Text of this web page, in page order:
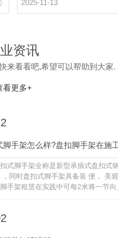
2025-11-13
资讯
来看看吧,希望可以帮助到大家.
看更多+
脚手架怎么样?盘扣脚手架在施
式脚手架全称是新型承插式盘扣式
，同时盘扣式脚手架具备装 便， 美
手架租赁在实践中可每2米将一节